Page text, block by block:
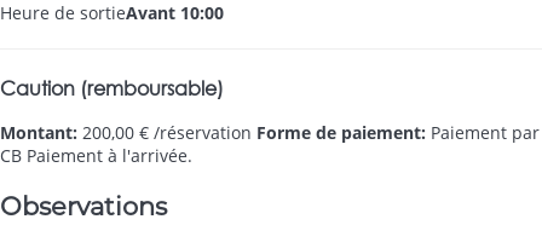
Heure de sortieAvant 10:00
Caution (remboursable)
Montant: 200,00 € /réservation Forme de paiement: Paiement par
CB Paiement à l'arrivée.
Observations